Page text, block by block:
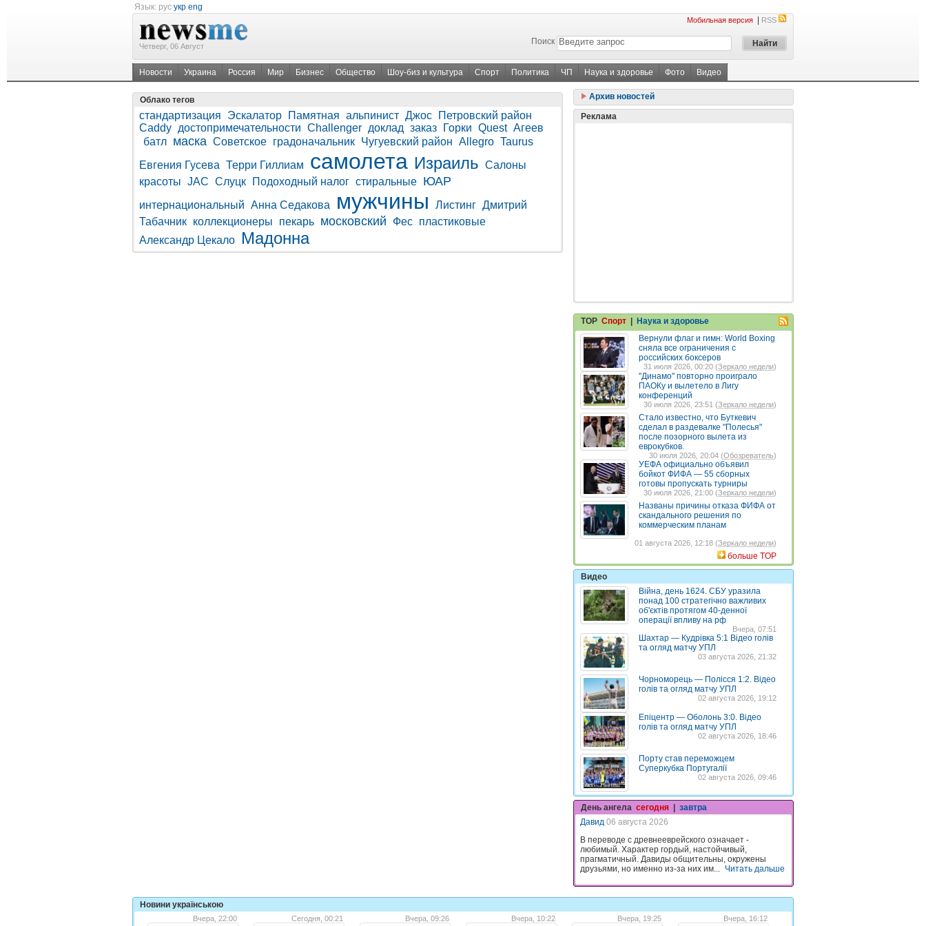
Язык: рус укр eng
Четверг, 06 Август
Мобильная версия RSS
Поиск
Новости Украина Россия Мир Бизнес Общество Шоу-биз и культура Спорт Политика ЧП Наука и здоровье Фото Видео
Облако тегов
стандартизация Эскалатор Памятная альпинист Джос
Петровский район
Caddy достопримечательности Challenger доклад заказ Горки Quest Агеев
батл маска Советское градоначальник Чугуевский район Allegro Taurus
Евгения Гусева Терри Гиллиам самолета Израиль Салоны
красоты JAC Слуцк Подоходный налог стиральные ЮАР
интернациональный Анна Седакова мужчины Листинг Дмитрий
Табачник коллекционеры пекарь московский Фес пластиковые
Александр Цекало
Мадонна
Архив новостей
Реклама
TOP Спорт
Наука и здоровье
Вернули флаг и гимн: World Boxing
сняла все ограничения с
российских боксеров
31 июля 2026, 00:20 (Зеркало недели)
"Динамо" повторно проиграло
ПАОКу и вылетело в Лигу
конференций
30 июля 2026, 23:51 (Зеркало недели)
Стало известно, что Буткевич
сделал в раздевалке "Полесья"
после позорного вылета из
еврокубков.
30 июля 2026, 20:04 (Обозреватель)
УЕФА официально объявил
бойкот ФИФА — 55 сборных
готовы пропускать турниры
30 июля 2026, 21:00 (Зеркало недели)
Названы причины отказа ФИФА от
скандального решения по
коммерческим планам
01 августа 2026, 12:18 (Зеркало недели)
больше TOP
Видео
Війна, день 1624. СБУ уразила
понад 100 стратегічно важливих
об'єктів протягом 40-денної
операції впливу на рф
Вчера, 07:51
Шахтар — Кудрівка 5:1 Відео голів
та огляд матчу УПЛ
03 августа 2026, 21:32
Чорноморець — Полісся 1:2. Відео
голів та огляд матчу УПЛ
02 августа 2026, 19:12
Епіцентр — Оболонь 3:0. Відео
голів та огляд матчу УПЛ
02 августа 2026, 18:46
Порту став переможцем
Суперкубка Португалії
02 августа 2026, 09:46
День ангела сегодня
завтра
Давид 06 августа 2026
В переводе с древнееврейского означает -
любимый. Характер гордый, настойчивый,
прагматичный. Давиды общительны, окружены
друзьями, но именно из-за них им... Читать дальше
Новини українською
Вчера, 22:00 Сегодня, 00:21 Вчера, 09:26 Вчера, 10:22 Вчера, 19:25 Вчера, 16:12